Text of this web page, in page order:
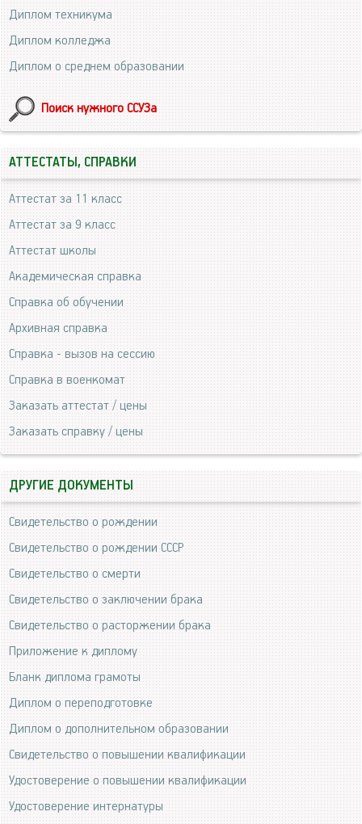
Диплом техникума
Диплом колледжа
Диплом о среднем образовании
Поиск нужного ССУЗа
АТТЕСТАТЫ, СПРАВКИ
Аттестат за 11 класс
Аттестат за 9 класс
Аттестат школы
Академическая справка
Справка об обучении
Архивная справка
Справка - вызов на сессию
Справка в военкомат
Заказать аттестат / цены
Заказать справку / цены
ДРУГИЕ ДОКУМЕНТЫ
Свидетельство о рождении
Свидетельство о рождении СССР
Свидетельство о смерти
Свидетельство о заключении брака
Свидетельство о расторжении брака
Приложение к диплому
Бланк диплома грамоты
Диплом о переподготовке
Диплом о дополнительном образовании
Свидетельство о повышении квалификации
Удостоверение о повышении квалификации
Удостоверение интернатуры